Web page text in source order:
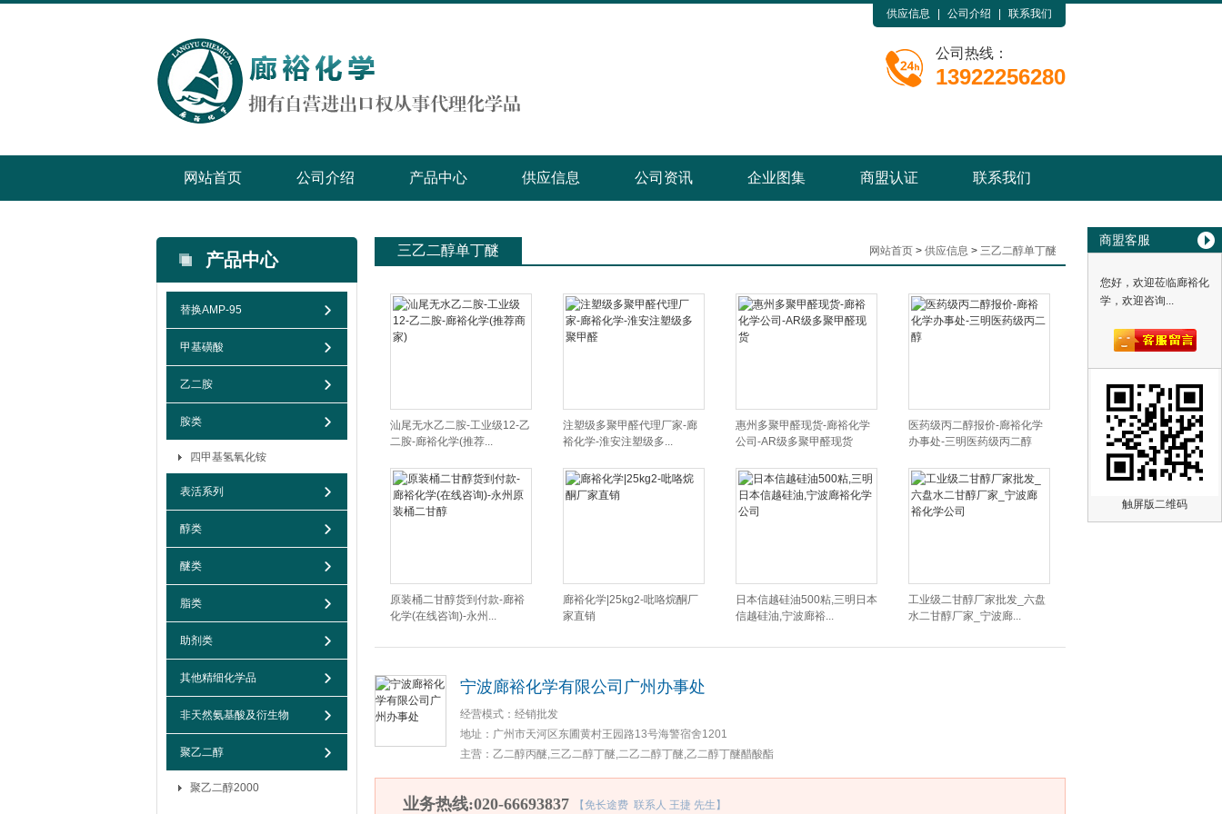
商盟客服
您好，欢迎莅临廊裕化
学，欢迎咨询...
触屏版二维码
供应信息 公司介绍 联系我们
公司热线：
13922256280
网站首页 公司介绍 产品中心 供应信息 公司资讯 企业图集 商盟认证 联系我们
产品中心
替换AMP-95
甲基磺酸
乙二胺
胺类
四甲基氢氧化铵
表活系列
醇类
醚类
脂类
助剂类
其他精细化学品
非天然氨基酸及衍生物
聚乙二醇
聚乙二醇2000
网站首页 > 供应信息 > 三乙二醇单丁醚
三乙二醇单丁醚
汕尾无水乙二胺-工业级12-乙
二胺-廊裕化学(推荐...
注塑级多聚甲醛代理厂家-廊
裕化学-淮安注塑级多...
惠州多聚甲醛现货-廊裕化学
公司-AR级多聚甲醛现货
医药级丙二醇报价-廊裕化学
办事处-三明医药级丙二醇
原装桶二甘醇货到付款-廊裕
化学(在线咨询)-永州...
廊裕化学|25kg2-吡咯烷酮厂
家直销
日本信越硅油500粘,三明日本
信越硅油,宁波廊裕...
工业级二甘醇厂家批发_六盘
水二甘醇厂家_宁波廊...
宁波廊裕化学有限公司广州办事处
经营模式： 经销批发
地址： 广州市天河区东圃黄村王园路13号海警宿舍1201
主营： 乙二醇丙醚,三乙二醇丁醚,二乙二醇丁醚,乙二醇丁醚醋酸酯
业务热线:020-66693837 【免长途费 联系人 王捷 先生】